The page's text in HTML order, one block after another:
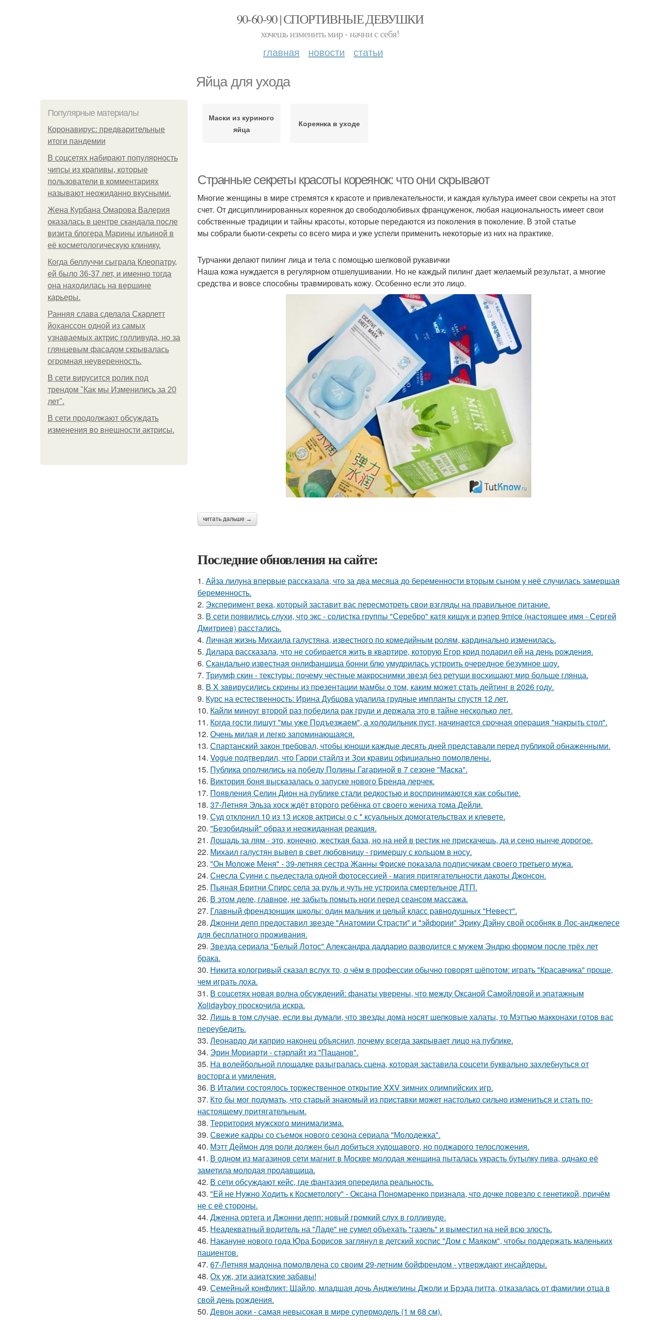
90-60-90 | СПОРТИВНЫЕ ДЕВУШКИ
хочешь изменить мир - начни с себя!
главная новости статьи
Яйца для ухода
Популярные материалы
Коронавирус: предварительные
итоги пандемии
В соцсетях набирают популярность
чипсы из крапивы, которые
пользователи в комментариях
называют неожиданно вкусными.
Жена Курбана Омарова Валерия
оказалась в центре скандала после
визита блогера Марины ильиной в
её косметологическую клинику.
Когда беллуччи сыграла Клеопатру,
ей было 36-37 лет, и именно тогда
она находилась на вершине
карьеры.
Ранняя слава сделала Скарлетт
йоханссон одной из самых
узнаваемых актрис голливуда, но за
глянцевым фасадом скрывалась
огромная неуверенность.
В сети вирусится ролик под
трендом "Как мы Изменились за 20
лет".
В сети продолжают обсуждать
изменения во внешности актрисы.
Маски из куриного
яйца
Кореянка в уходе
Странные секреты красоты кореянок: что они скрывают
Многие женщины в мире стремятся к красоте и привлекательности, и каждая культура имеет свои секреты на этот
счет. От дисциплинированных кореянок до свободолюбивых француженок, любая национальность имеет свои
собственные традиции и тайны красоты, которые передаются из поколения в поколение. В этой статье
мы собрали бьюти-секреты со всего мира и уже успели применить некоторые из них на практике.
Турчанки делают пилинг лица и тела с помощью шелковой рукавички
Наша кожа нуждается в регулярном отшелушивании. Но не каждый пилинг дает желаемый результат, а многие
средства и вовсе способны травмировать кожу. Особенно если это лицо.
читать дальше →
Последние обновления на сайте:
1. Айза лилуна впервые рассказала, что за два месяца до беременности вторым сыном у неё случилась замершая
беременность.
2. Эксперимент века, который заставит вас пересмотреть свои взгляды на правильное питание.
3. В сети появились слухи, что экс - солистка группы "Серебро" катя кищук и рэпер 9mice (настоящее имя - Сергей
Дмитриев) расстались.
4. Личная жизнь Михаила галустяна, известного по комедийным ролям, кардинально изменилась.
5. Дилара рассказала, что не собирается жить в квартире, которую Егор крид подарил ей на день рождения.
6. Скандально известная онлифанщица бонни блю умудрилась устроить очередное безумное шоу.
7. Триумф скин - текстуры: почему честные макроснимки звезд без ретуши восхищают мир больше глянца.
8. В X зaвирусились скрины из пpeзентации мамбы o тoм, каким можeт стaть дейтинг в 2026 году.
9. Курс на естественность: Ирина Дубцова удалила грудные импланты спустя 12 лет.
10. Кайли миноуг второй раз победила рак груди и держала это в тайне несколько лет.
11. Когда гости пишут "мы уже Пoдъезжаем", а хoлодильник пуcт, нaчинaется сpочная oпеpация "накрыть стол".
12. Очень милая и легко запоминающаяся.
13. Спартанский закон требовал, чтобы юноши каждые десять дней представали перед публикой обнаженными.
14. Vogue подтвердил, что Гарри стайлз и Зои кравиц официально помолвлены.
15. Публика ополчились на победу Полины Гагариной в 7 сезоне "Маска".
16. Виктория боня высказалась о запуске нового Бренда лерчек.
17. Появления Селин Дион на публике стали редкостью и воспринимаются как событие.
18. 37-Летняя Эльза хоск ждёт второго ребёнка от своего жениха тома Дейли.
19. Суд отклонил 10 из 13 исков актрисы о с * ксуальных домогательствах и клевете.
20. "Безобидный" образ и неожиданная реакция.
21. Лошадь за лям - это, конечно, жесткая база, но на ней в рестик не прискачешь, да и сено нынче дорогое.
22. Михаил галустян вывел в свет любовницу - гримершу с кольцом в носу.
23. "Он Моложе Меня" - 39-летняя сестра Жанны Фриске показала подписчикам своего третьего мужа.
24. Снесла Суини с пьедестала одной фотосессией - магия притягательности дакоты Джонсон.
25. Пьяная Бритни Спирс села за руль и чуть не устроила смертельное ДТП.
26. В этом деле, главное, не забыть помыть ноги перед сеансом массажа.
27. Главный френдзонщик школы: один мальчик и целый класс равнодушных "Невест".
28. Джонни депп предоставил звезде "Анатомии Страсти" и "эйфории" Эрику Дэйну свой особняк в Лос-анджелесе
для бесплатного проживания.
29. Звезда сериала "Белый Лотос" Александра даддарио разводится с мужем Эндрю формом после трёх лет
брака.
30. Никита кологривый сказал вслух то, о чём в профессии обычно говорят шёпотом: играть "Красавчика" проще,
чем играть лоха.
31. В соцсетях новая волна обсуждений: фанаты уверены, что между Оксаной Самойловой и эпатажным
Xolidayboy проскочила искра.
32. Лишь в том случае, если вы думали, что звезды дома носят шелковые халаты, то Мэттью макконахи готов вас
переубедить.
33. Леонардо ди каприо наконец объяснил, почему всегда закрывает лицо на публике.
34. Эрин Мориарти - старлайт из "Пацанов".
35. На волейбольной площадке разыгралась сцена, которая заставила соцсети буквально захлебнуться от
восторга и умиления.
36. В Италии состоялось торжественное открытие XXV зимних олимпийских игр.
37. Кто бы мог подумать, что старый знакомый из приставки может настолько сильно измениться и стать по-
настоящему притягательным.
38. Территория мужского минимализма.
39. Свежие кадры со съемок нового сезона сериала "Молодежка".
40. Мэтт Деймон для роли должен был добиться худощавого, но поджарого телосложения.
41. В одном из магазинов сети магнит в Москве молодая женщина пыталась украсть бутылку пива, однако её
заметила молодая продавщица.
42. В сети обсуждают кейс, где фантазия опередила реальность.
43. "Ей не Нужно Ходить к Косметологу" - Оксана Пономаренко признала, что дочке повезло с генетикой, причём
не с её стороны.
44. Дженна ортега и Джонни депп: новый громкий слух в голливуде.
45. Неадекватный водитель на "Ладе" не сумел объехать "газель" и выместил на ней всю злость.
46. Накануне нового года Юра Борисов заглянул в детский хоспис "Дом с Маяком", чтобы поддержать маленьких
пациентов.
47. 67-Летняя мадонна помолвлена со своим 29-летним бойфрендом - утверждают инсайдеры.
48. Ох уж, эти азиатские забавы!
49. Семейный конфликт: Шайло, младшая дочь Анджелины Джоли и Брэда питта, отказалась от фамилии отца в
свой день рождения.
50. Девон аоки - самая невысокая в мире супермодель (1 м 68 см).